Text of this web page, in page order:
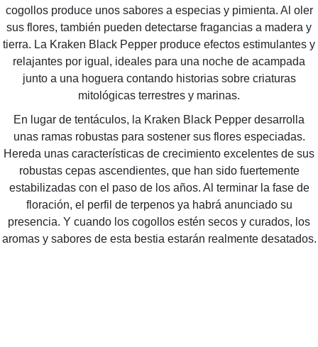
cogollos produce unos sabores a especias y pimienta. Al oler
sus flores, también pueden detectarse fragancias a madera y
tierra. La Kraken Black Pepper produce efectos estimulantes y
relajantes por igual, ideales para una noche de acampada
junto a una hoguera contando historias sobre criaturas
mitológicas terrestres y marinas.
En lugar de tentáculos, la Kraken Black Pepper desarrolla
unas ramas robustas para sostener sus flores especiadas.
Hereda unas características de crecimiento excelentes de sus
robustas cepas ascendientes, que han sido fuertemente
estabilizadas con el paso de los años. Al terminar la fase de
floración, el perfil de terpenos ya habrá anunciado su
presencia. Y cuando los cogollos estén secos y curados, los
aromas y sabores de esta bestia estarán realmente desatados.